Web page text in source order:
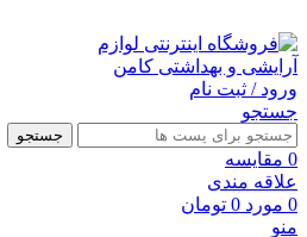
ورود / ثبت نام
جستجو
جستجو
0 مقايسه
علاقه مندی
0 مورد 0 تومان
منو